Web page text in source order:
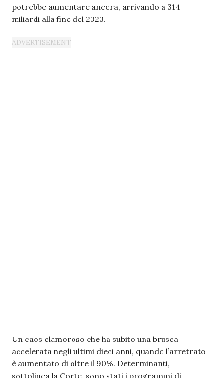
potrebbe aumentare ancora, arrivando a 314
miliardi alla fine del 2023.
Un caos clamoroso che ha subito una brusca
accelerata negli ultimi dieci anni, quando l’arretrato
è aumentato di oltre il 90%. Determinanti,
sottolinea la Corte, sono stati i programmi di